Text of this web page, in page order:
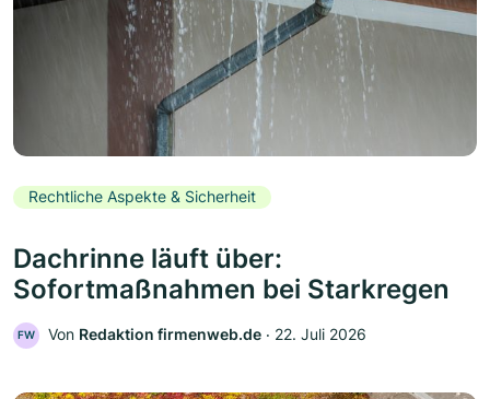
Rechtliche Aspekte & Sicherheit
Dachrinne läuft über:
Sofortmaßnahmen bei Starkregen
FW Von Redaktion firmenweb.de ‧ 22. Juli 2026